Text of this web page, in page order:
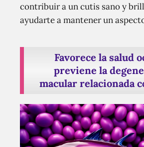
contribuir a un cutis sano y
ayudarte a mantener un
Favorece la salud
previene la
macular relacionada